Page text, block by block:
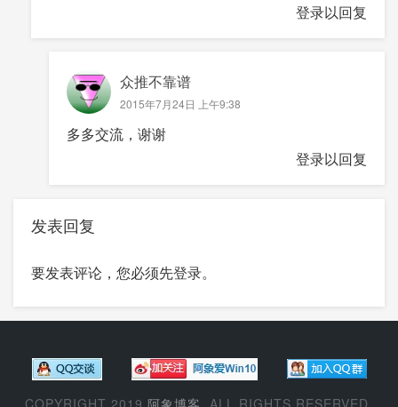
登录以回复
众推不靠谱
2015年7月24日 上午9:38
多多交流，谢谢
登录以回复
发表回复
要发表评论，您必须先登录。
COPYRIGHT 2019 阿象博客 . ALL RIGHTS RESERVED.